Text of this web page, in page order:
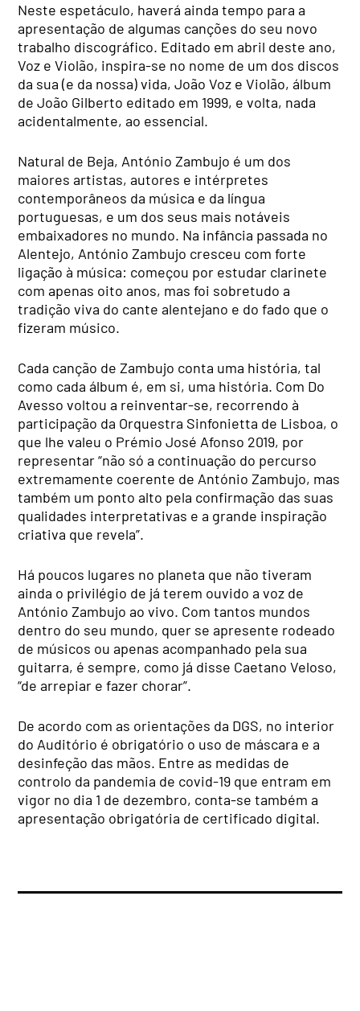
Neste espetáculo, haverá ainda tempo para a
apresentação de algumas canções do seu novo
trabalho discográfico. Editado em abril deste ano,
Voz e Violão, inspira-se no nome de um dos discos
da sua (e da nossa) vida, João Voz e Violão, álbum
de João Gilberto editado em 1999, e volta, nada
acidentalmente, ao essencial.
Natural de Beja, António Zambujo é um dos
maiores artistas, autores e intérpretes
contemporâneos da música e da língua
portuguesas, e um dos seus mais notáveis
embaixadores no mundo. Na infância passada no
Alentejo, António Zambujo cresceu com forte
ligação à música: começou por estudar clarinete
com apenas oito anos, mas foi sobretudo a
tradição viva do cante alentejano e do fado que o
fizeram músico.
Cada canção de Zambujo conta uma história, tal
como cada álbum é, em si, uma história. Com Do
Avesso voltou a reinventar-se, recorrendo à
participação da Orquestra Sinfonietta de Lisboa, o
que lhe valeu o Prémio José Afonso 2019, por
representar “não só a continuação do percurso
extremamente coerente de António Zambujo, mas
também um ponto alto pela confirmação das suas
qualidades interpretativas e a grande inspiração
criativa que revela”.
Há poucos lugares no planeta que não tiveram
ainda o privilégio de já terem ouvido a voz de
António Zambujo ao vivo. Com tantos mundos
dentro do seu mundo, quer se apresente rodeado
de músicos ou apenas acompanhado pela sua
guitarra, é sempre, como já disse Caetano Veloso,
“de arrepiar e fazer chorar”.
De acordo com as orientações da DGS, no interior
do Auditório é obrigatório o uso de máscara e a
desinfeção das mãos. Entre as medidas de
controlo da pandemia de covid-19 que entram em
vigor no dia 1 de dezembro, conta-se também a
apresentação obrigatória de certificado digital.